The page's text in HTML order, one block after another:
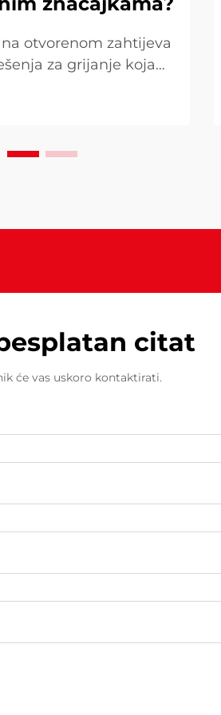
otvorenom zahtijeva
za grijanje koja
sigurnosne
razumijevanje zašto
citat
će vas uskoro kontaktirati.